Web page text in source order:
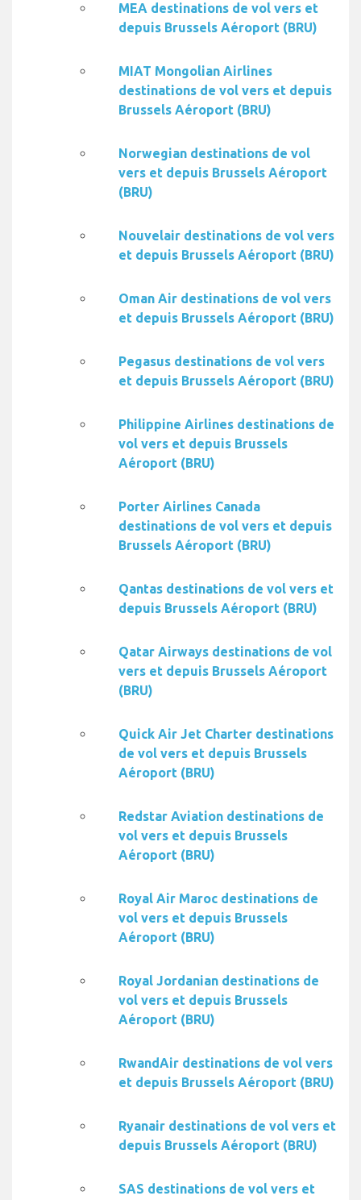
MEA destinations de vol vers et
depuis Brussels Aéroport (BRU)
MIAT Mongolian Airlines
destinations de vol vers et depuis
Brussels Aéroport (BRU)
Norwegian destinations de vol
vers et depuis Brussels Aéroport
(BRU)
Nouvelair destinations de vol vers
et depuis Brussels Aéroport (BRU)
Oman Air destinations de vol vers
et depuis Brussels Aéroport (BRU)
Pegasus destinations de vol vers
et depuis Brussels Aéroport (BRU)
Philippine Airlines destinations de
vol vers et depuis Brussels
Aéroport (BRU)
Porter Airlines Canada
destinations de vol vers et depuis
Brussels Aéroport (BRU)
Qantas destinations de vol vers et
depuis Brussels Aéroport (BRU)
Qatar Airways destinations de vol
vers et depuis Brussels Aéroport
(BRU)
Quick Air Jet Charter destinations
de vol vers et depuis Brussels
Aéroport (BRU)
Redstar Aviation destinations de
vol vers et depuis Brussels
Aéroport (BRU)
Royal Air Maroc destinations de
vol vers et depuis Brussels
Aéroport (BRU)
Royal Jordanian destinations de
vol vers et depuis Brussels
Aéroport (BRU)
RwandAir destinations de vol vers
et depuis Brussels Aéroport (BRU)
Ryanair destinations de vol vers et
depuis Brussels Aéroport (BRU)
SAS destinations de vol vers et